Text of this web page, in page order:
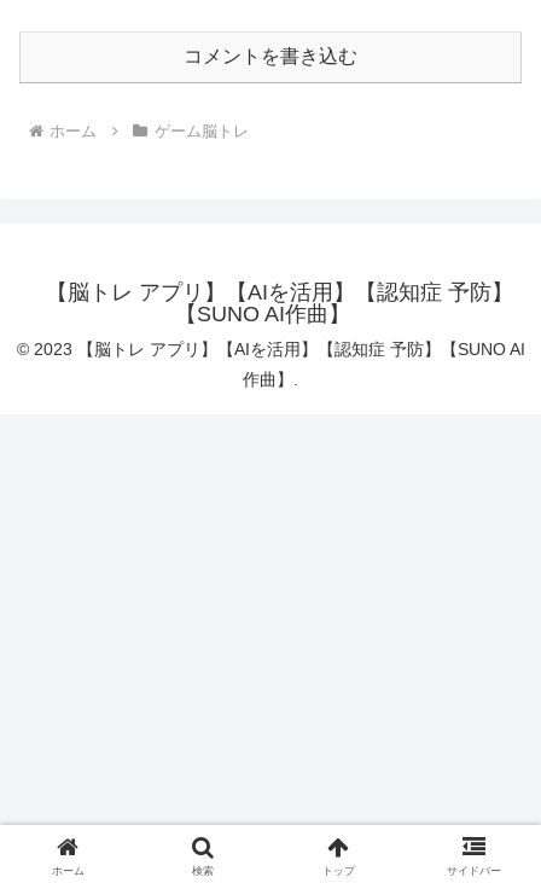
コメントを書き込む
ホーム ゲーム脳トレ
【脳トレ アプリ】【AIを活用】【認知症 予防】
【SUNO AI作曲】
© 2023 【脳トレ アプリ】【AIを活用】【認知症 予防】【SUNO AI
作曲】.
ホーム 検索 トップ サイドバー